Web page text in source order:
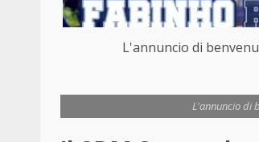
L'annuncio di
L'annuncio di